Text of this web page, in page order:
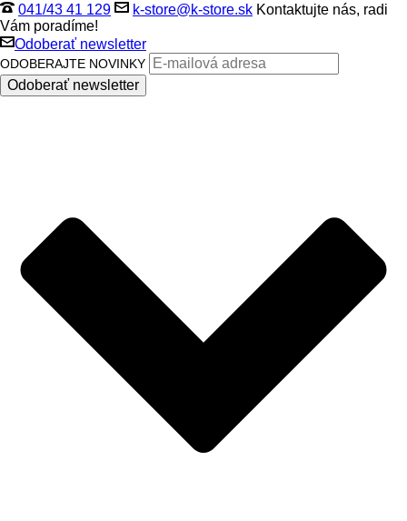
041/43 41 129 k-store@k-store.sk Kontaktujte nás, radi
Vám poradíme!
Odoberať newsletter
ODOBERAJTE NOVINKY